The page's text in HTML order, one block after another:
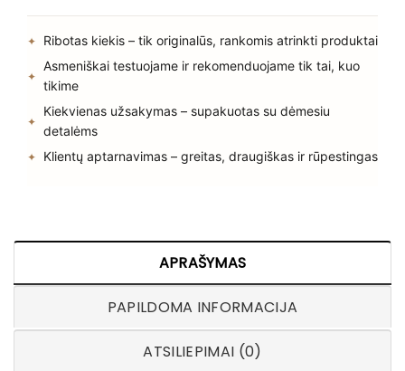
Ribotas kiekis – tik originalūs, rankomis atrinkti produktai
Asmeniškai testuojame ir rekomenduojame tik tai, kuo
tikime
Kiekvienas užsakymas – supakuotas su dėmesiu
detalėms
Klientų aptarnavimas – greitas, draugiškas ir rūpestingas
APRAŠYMAS
PAPILDOMA INFORMACIJA
ATSILIEPIMAI (0)